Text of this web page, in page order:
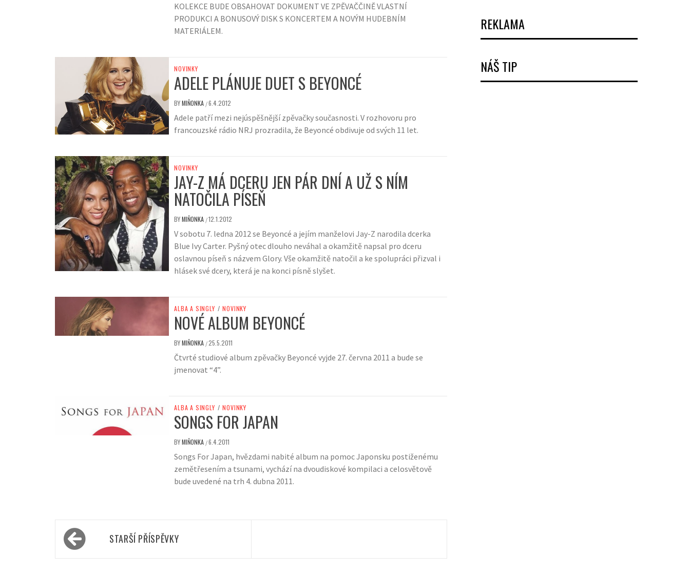
KOLEKCE BUDE OBSAHOVAT DOKUMENT VE ZPĚVAČČINĚ VLASTNÍ
PRODUKCI A BONUSOVÝ DISK S KONCERTEM A NOVÝM HUDEBNÍM
MATERIÁLEM.
NOVINKY
ADELE PLÁNUJE DUET S BEYONCÉ
BYMIŇONKA /6.4.2012
Adele patří mezi nejúspěšnější zpěvačky současnosti. V rozhovoru pro
francouzské rádio NRJ prozradila, že Beyoncé obdivuje od svých 11 let.
NOVINKY
JAY-Z MÁ DCERU JEN PÁR DNÍ A UŽ S NÍM
NATOČILA PÍSEŇ
BYMIŇONKA /12.1.2012
V sobotu 7. ledna 2012 se Beyoncé a jejím manželovi Jay-Z narodila dcerka
Blue Ivy Carter. Pyšný otec dlouho neváhal a okamžitě napsal pro dceru
oslavnou píseň s názvem Glory. Vše okamžitě natočil a ke spolupráci přizval i
hlásek své dcery, která je na konci písně slyšet.
ALBA A SINGLY / NOVINKY
NOVÉ ALBUM BEYONCÉ
BYMIŇONKA /25.5.2011
Čtvrté studiové album zpěvačky Beyoncé vyjde 27. června 2011 a bude se
jmenovat “4”.
ALBA A SINGLY / NOVINKY
SONGS FOR JAPAN
BYMIŇONKA /6.4.2011
Songs For Japan, hvězdami nabité album na pomoc Japonsku postiženému
zemětřesením a tsunami, vychází na dvoudiskové kompilaci a celosvětově
bude uvedené na trh 4. dubna 2011.
Navigace
pro STARŠÍ PŘÍSPĚVKY
REKLAMA
NÁŠ TIP